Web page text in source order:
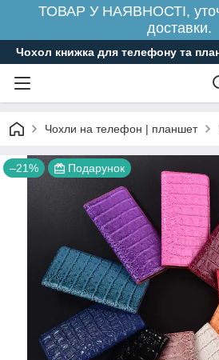
ТОВАР У НАЯВНОСТІ,
доставки.
Чохол книжка для телефону та
Чохли на телефон | планшет
–21% Подарунок